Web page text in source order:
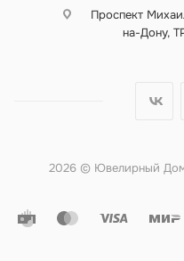
Проспект
на-Дону,
2026 © Ювелирный Дом